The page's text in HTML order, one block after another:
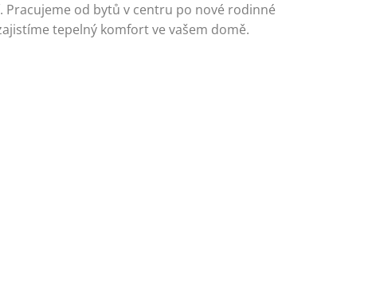
od bytů v centru po nové rodinné
tepelný komfort ve vašem domě.